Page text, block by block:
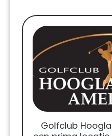
Golfclub